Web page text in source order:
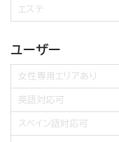
エステ
ユーザー
女性専用エリアあり
英語対応可
スペイン語対応可